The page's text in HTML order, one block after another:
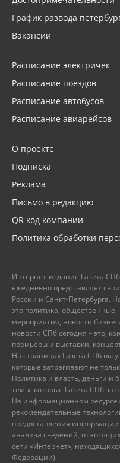
График развода
Вакансии
Расписание электричек
Расписание поездов
Расписание автобусов
Расписание авиарейсов
О проекте
Подписка
Реклама
Письмо в редакцию
QR код компании
Политика обработки
Интернет-издание
ежедневно представляет
России и Санкт-Петербурга.
это политика, общественные
мероприятия, новости
новости СПб сегодня – это,
премьеры и выставки,
На страницах Газета.СПб вы
которые затрагивают не
Политика и власть, деньги и
темы, которые Газета.СПб
На информационном ресурсе
рекомендательные
предоставления
анализа сведений,
сети «Интернет»,
Федерации).